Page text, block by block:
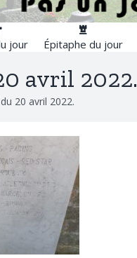
jour Épitaphe du jour
avril 2022.
20 avril 2022.